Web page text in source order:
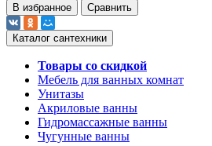
В избранное Сравнить
Каталог сантехники
Товары со скидкой
Мебель для ванных комнат
Унитазы
Акриловые ванны
Гидромассажные ванны
Чугунные ванны